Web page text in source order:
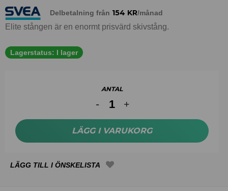
kundrecensioner
Delbetalning från 154 KR/månad
Elite stången är en enormt prisvärd skivstång.
Lagerstatus: I lager
ANTAL
LÄGG I VARUKORG